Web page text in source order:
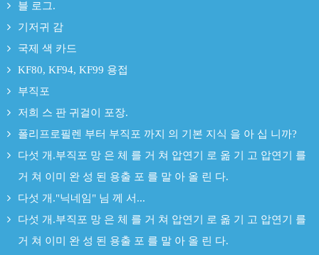
블 로그.
기저귀 감
국제 색 카드
KF80, KF94, KF99 용접
부직포
저희 스 판 귀걸이 포장.
폴리프로필렌 부터 부직포 까지 의 기본 지식 을 아 십 니까?
다섯 개.부직포 망 은 체 를 거 쳐 압연기 로 옮 기 고 압연기 를
거 쳐 이미 완 성 된 용출 포 를 말 아 올 린 다.
다섯 개."닉네임" 님 께 서...
다섯 개.부직포 망 은 체 를 거 쳐 압연기 로 옮 기 고 압연기 를
거 쳐 이미 완 성 된 용출 포 를 말 아 올 린 다.